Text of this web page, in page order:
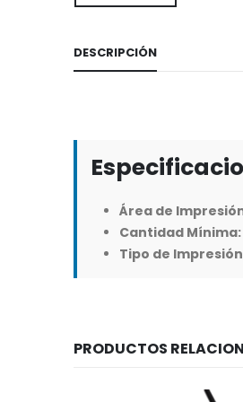
DESCRIPCIÓN
Área de
Cantidad Mínima:
Tipo de
PRODUCTOS